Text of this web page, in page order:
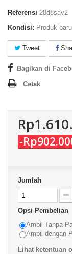
Referensi 28d8sav2
Kondisi: Produk baru
Tweet
Bagikan di
Cetak
-
Jumlah
Opsi Pembelian
Ambil Tanpa
Ambil dengan
Lihat ketentuan